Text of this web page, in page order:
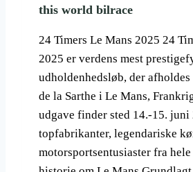
N
E
T
A
P
R
O
this world bilrace
24 Timers Le Mans 2025 24
2025 er verdens mest
udholdenhedsløb, der
de la Sarthe i Le Mans,
udgave finder sted 14.-15. juni
topfabrikanter, legendariske
motorsportsentusiaster fra